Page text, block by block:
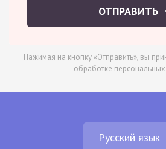
ОТПРАВИТЬ
Нажимая на кнопку «Отправить», вы
обработке
Русский язык